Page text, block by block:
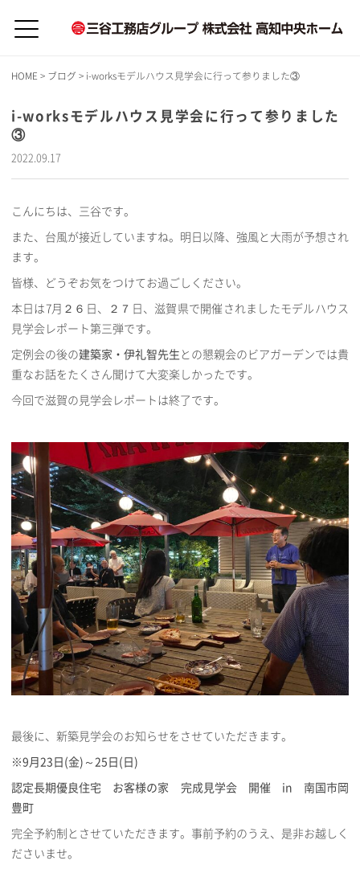
HOME > ブログ > i-worksモデルハウス見学会に行って参りました③
i-worksモデルハウス見学会に行って参りました
③
2022.09.17
こんにちは、三谷です。
また、台風が接近していますね。明日以降、強風と大雨が予想され
ます。
皆様、どうぞお気をつけてお過ごしください。
本日は7月２６日、２７日、滋賀県で開催されましたモデルハウス
見学会レポート第三弾です。
定例会の後の建築家・伊礼智先生 との懇親会のビアガーデンでは貴
重なお話をたくさん聞けて大変楽しかったです。
今回で滋賀の見学会レポートは終了です。
最後に、新築見学会のお知らせをさせていただきます。
※9月23日(金)～25日(日)
認定長期優良住宅 お客様の家 完成見学会 開催 in 南国市岡
豊町
完全予約制とさせていただきます。事前予約のうえ、是非お越しく
ださいませ。